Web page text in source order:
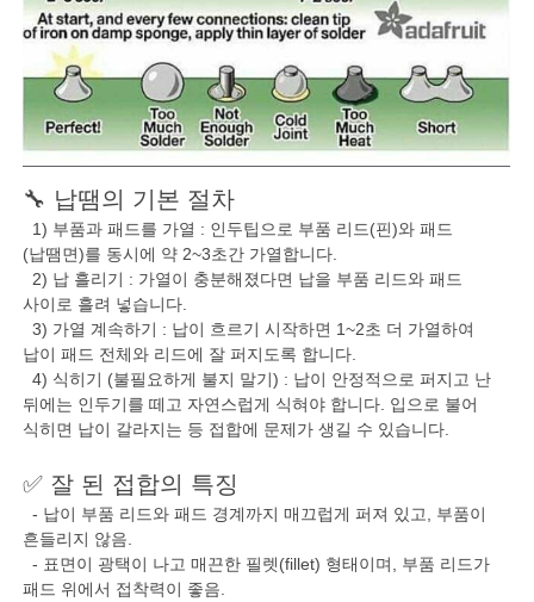
🔧 납땜의 기본 절차
1) 부품과 패드를 가열 : 인두팁으로 부품 리드(핀)와 패드
(납땜면)를 동시에 약 2~3초간 가열합니다.
2) 납 흘리기 : 가열이 충분해졌다면 납을 부품 리드와 패드
사이로 흘려 넣습니다.
3) 가열 계속하기 : 납이 흐르기 시작하면 1~2초 더 가열하여
납이 패드 전체와 리드에 잘 퍼지도록 합니다.
4) 식히기 (불필요하게 불지 말기) : 납이 안정적으로 퍼지고 난
뒤에는 인두기를 떼고 자연스럽게 식혀야 합니다. 입으로 불어
식히면 납이 갈라지는 등 접합에 문제가 생길 수 있습니다.
✅ 잘 된 접합의 특징
- 납이 부품 리드와 패드 경계까지 매끄럽게 퍼져 있고, 부품이
흔들리지 않음.
- 표면이 광택이 나고 매끈한 필렛(fillet) 형태이며, 부품 리드가
패드 위에서 접착력이 좋음.